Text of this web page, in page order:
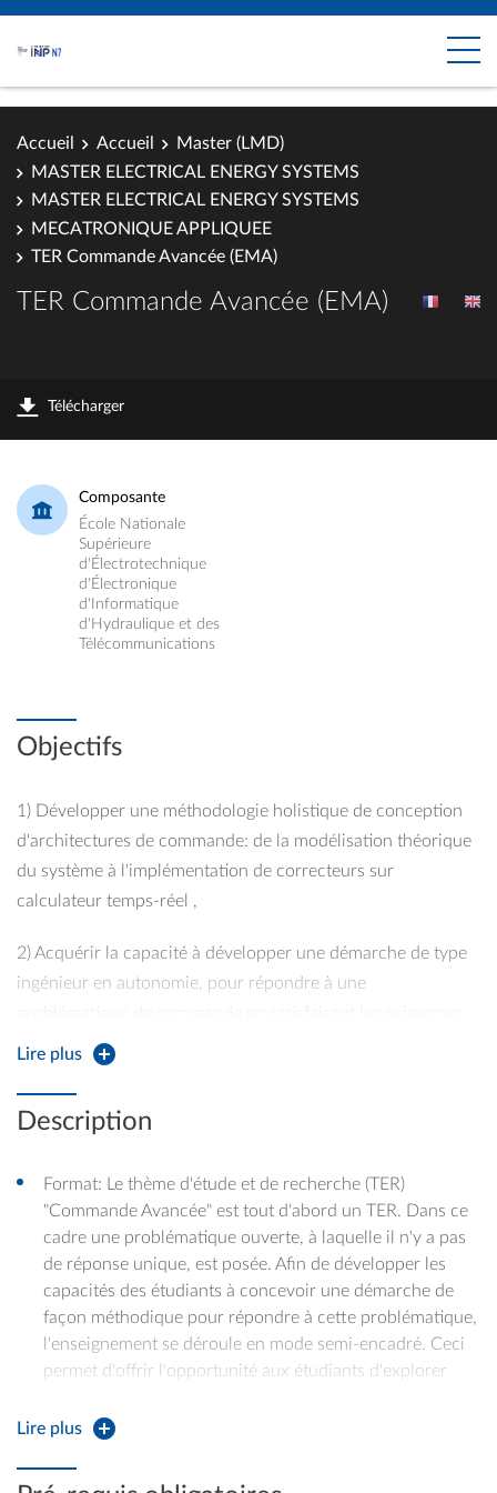
Accueil Accueil
Master (LMD)
MASTER ELECTRICAL ENERGY SYSTEMS
MASTER ELECTRICAL ENERGY SYSTEMS
MECATRONIQUE APPLIQUEE
TER Commande Avancée (EMA)
TER Commande Avancée (EMA)
Télécharger
Composante
École Nationale
Supérieure
d'Électrotechnique
d'Électronique
d'Informatique
d'Hydraulique et des
Télécommunications
Objectifs
1) Développer une méthodologie holistique de conception
d'architectures de commande: de la modélisation théorique
du système à l'implémentation de correcteurs sur
calculateur temps-réel ,
2) Acquérir la capacité à développer une démarche de type
ingénieur en autonomie, pour répondre à une
d'un cahier des charges,
3) S'approprier des connaissances et des savoir-faire en
autonomie à partir de documentations techniques et de la
répondre à la problématique posée
Lire plus
Description
Format: Le thème d'étude et de recherche (TER)
"Commande Avancée" est tout d'abord un TER. Dans ce
cadre une problématique ouverte, à laquelle il n'y a pas
de réponse unique, est posée. Afin de développer les
capacités des étudiants à concevoir une démarche de
façon méthodique pour répondre à cette problématique,
l'enseignement se déroule en mode semi-encadré. Ceci
permet d'offrir l'opportunité aux étudiants d'explorer
Thématique: La problématique à résoudre vise à la
conception d'une loi de commande permettant de
Lire plus